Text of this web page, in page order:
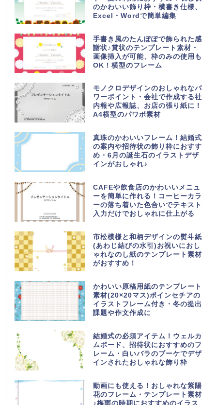
のかわいい飾り枠・横書き仕様、
Excel・Wordで簡単編集
手書き風のたんぽぽで飾られた感
謝状♪賞状のテンプレート素材・
画像挿入が可能、枠のみの使用も
OK！横型のフレーム
モノクロデザインのおしゃれなパ
ワーポイント・会社で作成する社
内報や広報誌、お店の張り紙に！
A4横型のパワポ素材
真珠のかわいいフレーム！結婚式
の案内や招待状の飾り枠におすす
め・6月の誕生石のイラストデザ
インがおしゃれ♪
CAFEや飲食店のかわいいメニュ
ーを簡単に作れる！コーヒーカラ
ーの落ち着いた色合いでテキスト
入力だけでおしゃれに仕上がる
市松模様と和柄デザインの熨斗紙
(あわじ結びの水引)お祝いにおし
ゃれなのし紙のテンプレート素材
がおすすめ！
かわいい原稿用紙のテンプレート
素材(20×20マス)ポインセチアの
イラストフレーム付き・冬の提出
課題や作文作成に
結婚式の必須アイテム！ウェルカ
ムボード、招待状におすすめのフ
レーム・白いバラのブーケでデザ
インされたおしゃれな飾り枠
動画にも使える！おしゃれな紫陽
花のフレーム・テンプレート素材
♪梅雨の時期におすすめのイラス